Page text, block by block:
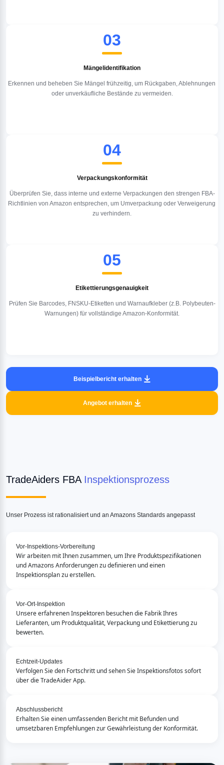
03
Mängelidentifikation
Erkennen und beheben Sie Mängel frühzeitig, um Rückgaben, Ablehnungen
oder unverkäufliche Bestände zu vermeiden.
04
Verpackungskonformität
Überprüfen Sie, dass interne und externe Verpackungen den strengen FBA-
Richtlinien von Amazon entsprechen, um Umverpackung oder Verweigerung
zu verhindern.
05
Etikettierungsgenauigkeit
Prüfen Sie Barcodes, FNSKU-Etiketten und Warnaufkleber (z.B. Polybeuten-
Warnungen) für vollständige Amazon-Konformität.
Beispielbericht erhalten
Angebot erhalten
TradeAiders FBA Inspektionsprozess
Unser Prozess ist rationalisiert und an Amazons Standards angepasst
Vor-Inspektions-Vorbereitung
Wir arbeiten mit Ihnen zusammen, um Ihre Produktspezifikationen
und Amazons Anforderungen zu definieren und einen
Inspektionsplan zu erstellen.
Vor-Ort-Inspektion
Unsere erfahrenen Inspektoren besuchen die Fabrik Ihres
Lieferanten, um Produktqualität, Verpackung und Etikettierung zu
bewerten.
Echtzeit-Updates
Verfolgen Sie den Fortschritt und sehen Sie Inspektionsfotos sofort
über die TradeAider App.
Abschlussbericht
Erhalten Sie einen umfassenden Bericht mit Befunden und
umsetzbaren Empfehlungen zur Gewährleistung der Konformität.